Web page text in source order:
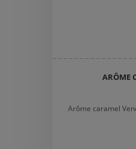
ARÔME
Arôme caramel